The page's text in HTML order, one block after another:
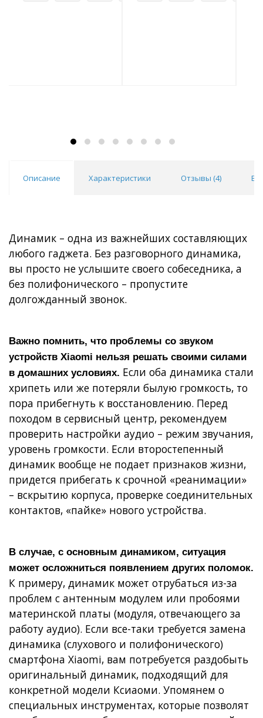
Описание Характеристики Отзывы (4)
Динамик – одна из важнейших составляющих
любого гаджета. Без разговорного динамика,
вы просто не услышите своего собеседника, а
без полифонического – пропустите
долгожданный звонок.
Важно помнить, что проблемы со звуком
устройств Xiaomi нельзя решать своими силами
в домашних условиях. Если оба динамика стали
хрипеть или же потеряли былую громкость, то
пора прибегнуть к восстановлению. Перед
походом в сервисный центр, рекомендуем
проверить настройки аудио – режим звучания,
уровень громкости. Если второстепенный
динамик вообще не подает признаков жизни,
придется прибегать к срочной «реанимации»
– вскрытию корпуса, проверке соединительных
контактов, «пайке» нового устройства.
В случае, с основным динамиком, ситуация
может осложниться появлением других поломок.
К примеру, динамик может отрубаться из-за
проблем с антенным модулем или пробоями
материнской платы (модуля, отвечающего за
работу аудио). Если все-таки требуется замена
динамика (слухового и полифонического)
смартфона Xiaomi, вам потребуется раздобыть
оригинальный динамик, подходящий для
конкретной модели Ксиаоми. Упомянем о
специальных инструментах, которые позволят